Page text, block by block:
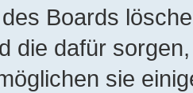
Boards
die dafür
sie